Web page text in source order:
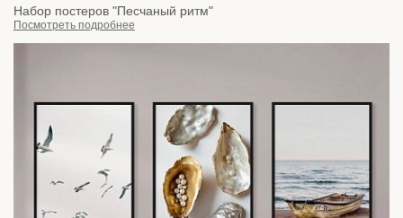
Набор постеров "Песчаный ритм"
Посмотреть подробнее